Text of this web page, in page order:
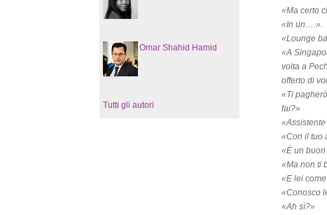
Omar Shahid Hamid
Tutti gli autori
«Ma certo
«In un….».
«Lounge
«A
volta a
offerto di
«Ti
fai?»
«Con il tuo
«È un buon
«Ma non ti
«E lei
«Conosco
«Ah sì?»